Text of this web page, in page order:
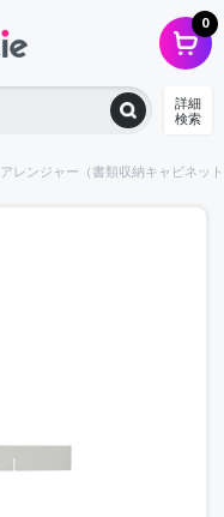
0
詳細
検索
アレンジャー（書類収納キャビネッ